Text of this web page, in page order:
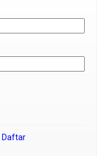
Daftar